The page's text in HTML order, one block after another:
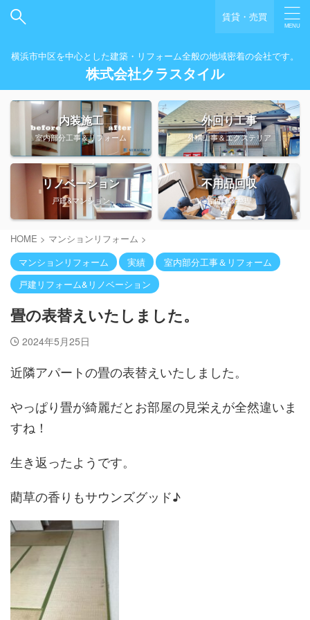
賃貸・売買
横浜市中区を中心とした建築・リフォーム全般の地域密着の会社です。
株式会社クラスタイル
内装施工
室内部分工事＆リフォーム
外回り工事
外構工事＆エクステリア
リノベーション
戸建&マンション
不用品回収
片付け＆整理
HOME > マンションリフォーム >
マンションリフォーム
実績
室内部分工事＆リフォーム
戸建リフォーム&リノベーション
畳の表替えいたしました。
2024年5月25日
近隣アパートの畳の表替えいたしました。
やっぱり畳が綺麗だとお部屋の見栄えが全然違いま
すね！
生き返ったようです。
藺草の香りもサウンズグッド♪